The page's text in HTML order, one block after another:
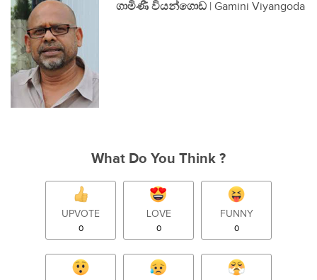
ගාමිණී වියන්ගොඩ | Gamini Viyangoda
What Do You Think ?
UPVOTE
0
LOVE
0
FUNNY
0